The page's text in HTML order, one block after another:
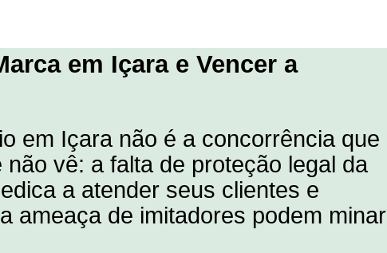
em Içara e Vencer a
em Içara não é a concorrência que
vê: a falta de proteção legal da
a atender seus clientes e
ameaça de imitadores podem minar